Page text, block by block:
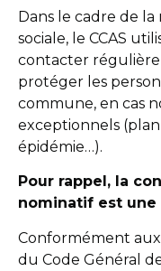
Dans le cadre de la
sociale, le CCAS
contacter
protéger les
commune, en cas
exceptionnels
épidémie…).
Pour rappel, la
nominatif est
Conformément aux
du Code Général